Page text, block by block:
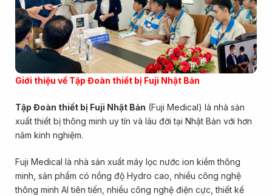
Giới thiệu về Tập Đoàn thiết bị Fuji Nhật Bản
Tập Đoàn thiết bị Fuji Nhật Bản (Fuji Medical) là nhà sản
xuất thiết bị thông minh uy tín và lâu đời tại Nhật Bản với hơn
năm kinh nghiệm.
Fuji Medical là nhà sản xuất máy lọc nước ion kiềm thông
minh, sản phẩm có nồng độ Hydro cao, nhiều công nghệ
thông minh AI tiên tiến, nhiều công nghệ điện cực, thiết kế